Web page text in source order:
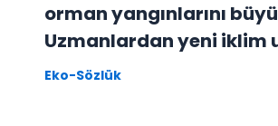
orman yangınlarını
Uzmanlardan yeni iklim
Eko-Sözlük